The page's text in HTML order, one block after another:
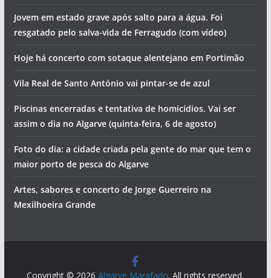
Jovem em estado grave após salto para a água. Foi
resgatado pelo salva-vida de Ferragudo (com vídeo)
Hoje há concerto com sotaque alentejano em Portimão
Vila Real de Santo António vai pintar-se de azul
Piscinas encerradas e tentativa de homicídios. Vai ser
assim o dia no Algarve (quinta-feira, 6 de agosto)
Foto do dia: a cidade criada pela gente do mar que tem o
maior porto de pesca do Algarve
Artes, sabores e concerto de Jorge Guerreiro na
Mexilhoeira Grande
Copyright © 2026Algarve Marafado. All rights reserved.